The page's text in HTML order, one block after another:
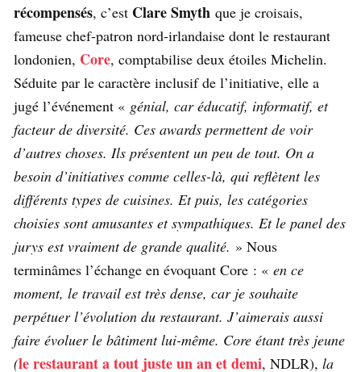
récompensés, c’est Clare Smyth que je croisais,
fameuse chef-patron nord-irlandaise dont le restaurant
londonien, Core, comptabilise deux étoiles Michelin.
Séduite par le caractère inclusif de l’initiative, elle a
jugé l’événement « génial, car éducatif, informatif, et
facteur de diversité. Ces awards permettent de voir
d’autres choses. Ils présentent un peu de tout. On a
besoin d’initiatives comme celles-là, qui reflètent les
différents types de cuisines. Et puis, les catégories
choisies sont amusantes et sympathiques. Et le panel des
jurys est vraiment de grande qualité. » Nous
terminâmes l’échange en évoquant Core : « en ce
moment, le travail est très dense, car je souhaite
perpétuer l’évolution du restaurant. J’aimerais aussi
faire évoluer le bâtiment lui-même. Core étant très jeune
(le restaurant a tout juste un an et demi, NDLR), la